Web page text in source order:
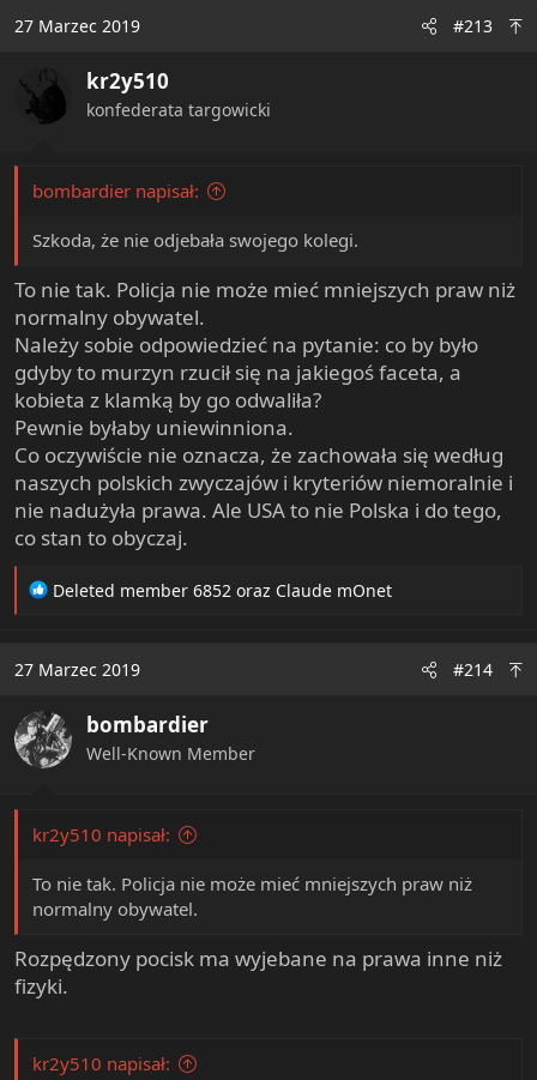
t
o
s
27 Marzec 2019 #213
kr2y510
konfederata targowicki
bombardier napisał:
Szkoda, że nie odjebała swojego kolegi.
To nie tak. Policja nie może mieć mniejszych praw niż
normalny obywatel.
Należy sobie odpowiedzieć na pytanie: co by było
gdyby to murzyn rzucił się na jakiegoś faceta, a
kobieta z klamką by go odwaliła?
Pewnie byłaby uniewinniona.
Co oczywiście nie oznacza, że zachowała się według
naszych polskich zwyczajów i kryteriów niemoralnie i
nie nadużyła prawa. Ale USA to nie Polska i do tego,
co stan to obyczaj.
R
t
o
n
s
Deleted member 6852 oraz Claude mOnet
27 Marzec 2019 #214
bombardier
Well-Known Member
kr2y510 napisał:
To nie tak. Policja nie może mieć mniejszych praw niż
normalny obywatel.
Rozpędzony pocisk ma wyjebane na prawa inne niż
fizyki.
kr2y510 napisał: